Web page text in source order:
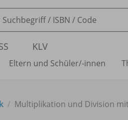
KLV
Eltern und Schüler/-innen
Multiplikation und Division